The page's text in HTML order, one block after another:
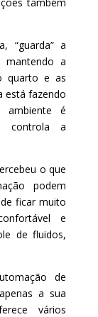
“guarda” a
a
quarto e as
está fazendo
é
controla a
o que
podem
ficar muito
e
de fluidos,
de
a sua
vários